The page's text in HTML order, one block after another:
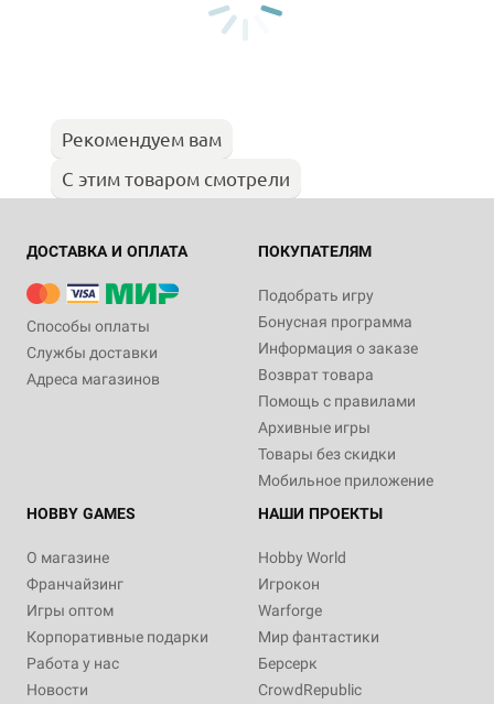
Рекомендуем вам
С этим товаром смотрели
ДОСТАВКА И ОПЛАТА
Способы оплаты
Службы доставки
Адреса магазинов
ПОКУПАТЕЛЯМ
Подобрать игру
Бонусная программа
Информация о заказе
Возврат товара
Помощь с правилами
Архивные игры
Товары без скидки
Мобильное приложение
HOBBY GAMES
О магазине
Франчайзинг
Игры оптом
Корпоративные подарки
Работа у нас
Новости
НАШИ ПРОЕКТЫ
Hobby World
Игрокон
Warforge
Мир фантастики
Берсерк
CrowdRepublic